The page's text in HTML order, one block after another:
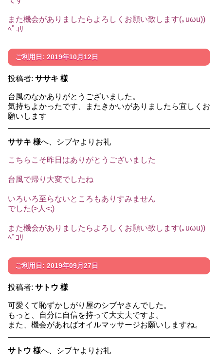
また機会がありましたらよろしくお願い致します(｡uωu))
ﾍﾟｺﾘ
ご利用日: 2019年10月12日
投稿者: ササキ 様
台風のなかありがとうございました。
気持ちよかったです、またきかいがありましたら宜しくお
願いします
ササキ 様へ、シブヤよりお礼
こちらこそ昨日はありがとうございました
台風で帰り大変でしたね
いろいろ至らないところもありすみません
でした(>人<;)
また機会がありましたらよろしくお願い致します(｡uωu))
ﾍﾟｺﾘ
ご利用日: 2019年09月27日
投稿者: サトウ 様
可愛くて恥ずかしがり屋のシブヤさんでした。
もっと、自分に自信を持って大丈夫ですよ。
また、機会があればオイルマッサージお願いしますね。
サトウ 様へ、シブヤよりお礼